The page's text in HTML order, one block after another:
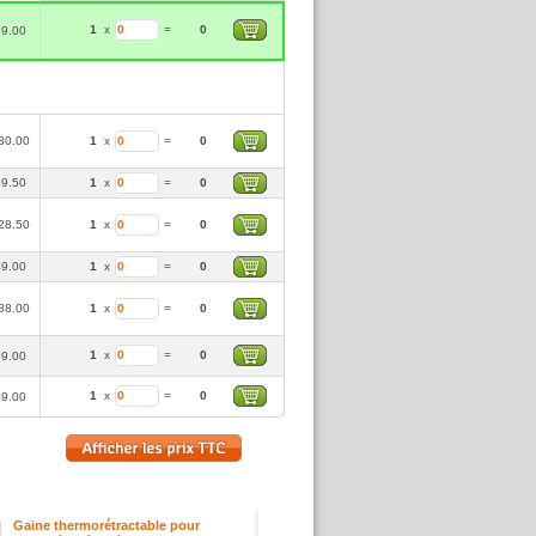
1 x = 0
1 x = 0
1 x = 0
1 x = 0
1 x = 0
1 x = 0
1 x = 0
1 x = 0
Gaine thermorétractable pour